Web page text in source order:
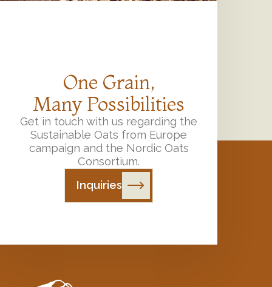
One Grain,
Many Possibilities
Get in touch with us regarding the
Sustainable Oats from Europe
campaign and the Nordic Oats
Consortium.
Inquiries